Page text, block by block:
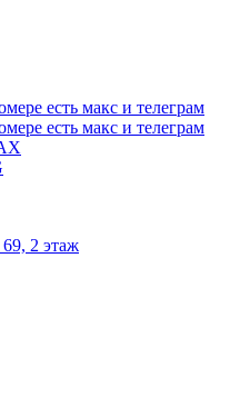
есть макс и телеграм
есть макс и телеграм
2 этаж